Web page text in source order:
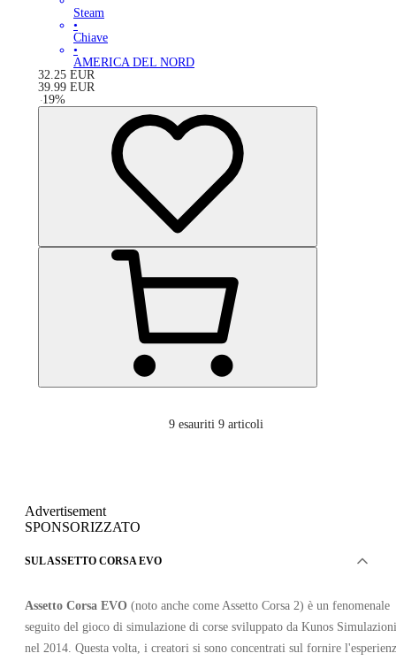
Steam
•
Chiave
•
AMERICA DEL NORD
32.25 EUR
39.99 EUR
-19%
9 esauriti 9 articoli
Advertisement
SPONSORIZZATO
SUL ASSETTO CORSA EVO
Assetto Corsa EVO (noto anche come Assetto Corsa 2) è un fenomenale
seguito del gioco di simulazione di corse sviluppato da Kunos Simulazioni
nel 2014. Questa volta, i creatori si sono concentrati sul fornire